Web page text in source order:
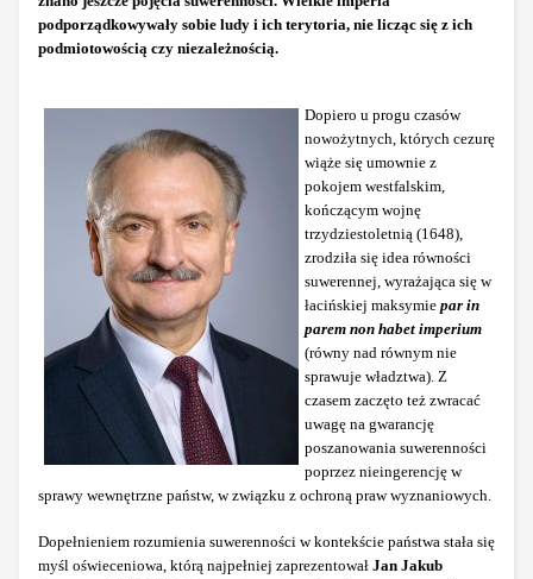
podporządkowywały sobie ludy i ich terytoria, nie licząc się z ich
podmiotowością czy niezależnością.
Dopiero u progu czasów
nowożytnych, których cezurę
wiąże się umownie z
pokojem westfalskim,
kończącym wojnę
trzydziestoletnią (1648),
zrodziła się idea równości
suwerennej, wyrażająca się w
łacińskiej maksymie par in
parem non habet imperium
(równy nad równym nie
sprawuje władztwa). Z
czasem zaczęto też zwracać
uwagę na gwarancję
poszanowania suwerenności
poprzez nieingerencję w
sprawy wewnętrzne państw, w związku z ochroną praw wyznaniowych.
Dopełnieniem rozumienia suwerenności w kontekście państwa stała się
myśl oświeceniowa, którą najpełniej zaprezentował Jan Jakub